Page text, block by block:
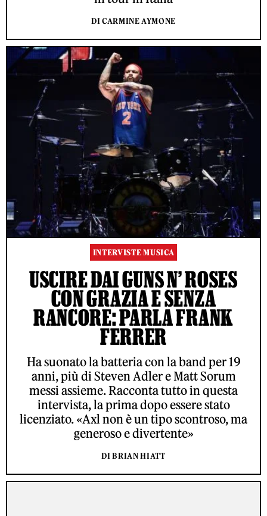
DI CARMINE AYMONE
INTERVISTE MUSICA
USCIRE DAI GUNS N’ ROSES
CON GRAZIA E SENZA
RANCORE: PARLA FRANK
FERRER
Ha suonato la batteria con la band per 19
anni, più di Steven Adler e Matt Sorum
messi assieme. Racconta tutto in questa
intervista, la prima dopo essere stato
licenziato. «Axl non è un tipo scontroso, ma
generoso e divertente»
DI BRIAN HIATT